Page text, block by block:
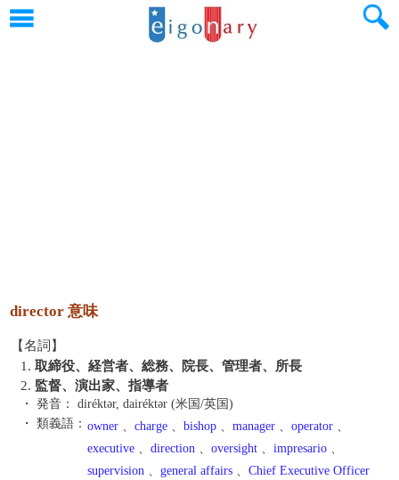
director 意味
【名詞】
1. 取締役、経営者、総務、院長、管理者、所長
2. 監督、演出家、指導者
・ 発音：
diréktər, dairéktər (米国/英国)
・ 類義語： owner 、 charge 、 bishop 、 manager 、 operator 、
executive 、 direction 、 oversight 、 impresario 、
supervision 、 general affairs 、 Chief Executive Officer